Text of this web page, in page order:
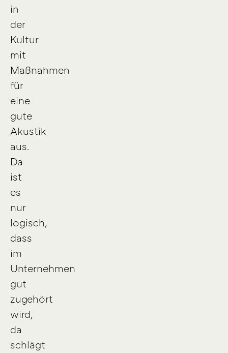
in
der
Kultur
mit
Maßnahmen
für
eine
gute
Akustik
aus.
Da
ist
es
nur
logisch,
dass
im
Unternehmen
gut
zugehört
wird,
da
schlägt